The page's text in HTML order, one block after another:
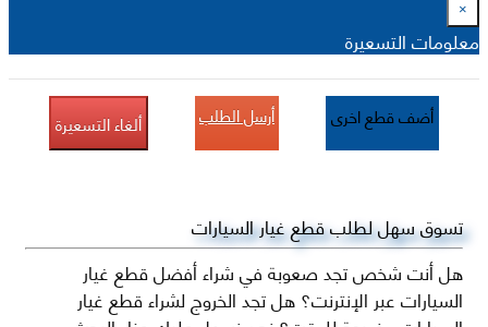
×
معلومات التسعيرة
أضف قطع اخرى أرسل الطلب ألغاء التسعيرة
تسوق سهل لطلب قطع غيار السيارات
هل أنت شخص تجد صعوبة في شراء أفضل قطع غيار
السيارات عبر الإنترنت؟ هل تجد الخروج لشراء قطع غيار